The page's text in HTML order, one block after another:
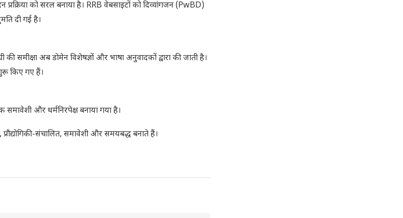
को सरल बनाया है। RRB वेबसाइटों को दिव्यांगजन (PwBD)
दी गई है।
समीक्षा अब डोमेन विशेषज्ञों और भाषा अनुवादकों द्वारा की जाती है।
किए गए हैं।
समावेशी और धर्मनिरपेक्ष बनाया गया है।
संचालित, समावेशी और समयबद्ध बनाते हैं।